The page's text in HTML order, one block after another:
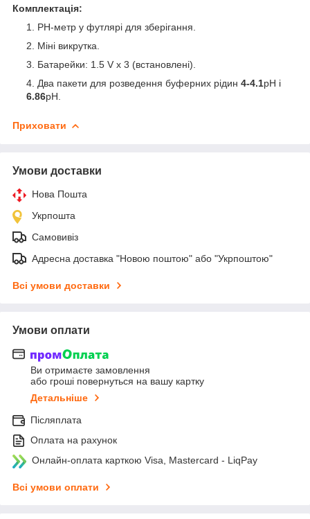
Комплектація:
РН-метр у футлярі для зберігання.
Міні викрутка.
Батарейки: 1.5 V х 3 (встановлені).
Два пакети для розведення буферних рідин 4-4.1pH і
6.86pH.
Приховати
Умови доставки
Нова Пошта
Укрпошта
Самовивіз
Адресна доставка "Новою поштою" або "Укрпоштою"
Всі умови доставки
Умови оплати
Ви отримаєте замовлення
або гроші повернуться на вашу картку
Детальніше
Післяплата
Оплата на рахунок
Онлайн-оплата карткою Visa, Mastercard - LiqPay
Всі умови оплати